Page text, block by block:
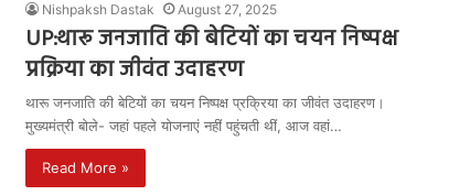
Nishpaksh Dastak August 27, 2025
UP:थारू जनजाति की बेटियों का चयन निष्पक्ष
प्रक्रिया का जीवंत उदाहरण
थारू जनजाति की बेटियों का चयन निष्पक्ष प्रक्रिया का जीवंत उदाहरण।
मुख्यमंत्री बोले- जहां पहले योजनाएं नहीं पहुंचती थीं, आज वहां…
Read More »